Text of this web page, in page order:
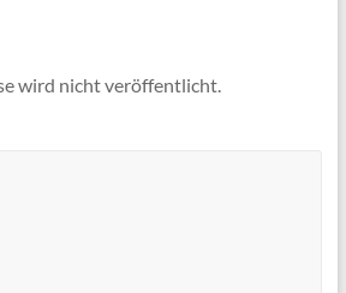
wird nicht veröffentlicht.